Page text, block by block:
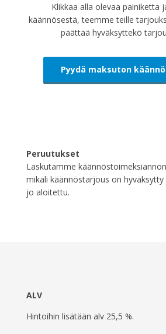
Klikkaa alla olevaa painiketta
käännösestä, teemme teille
päättää hyväksyttekö
Pyydä maksuton
Peruutukset
Laskutamme
mikäli käännöstarjous on
jo aloitettu.
ALV
Hintoihin lisätään alv 25,5 %.